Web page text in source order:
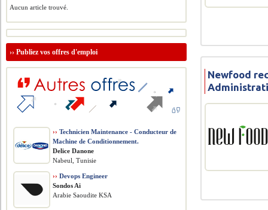
Newfood
Aucun article trouvé.
››Publiez vos offres d'emploi
›› Technicien Maintenance - Conducteur de
Machine de Conditionnement.
Delice Danone
Nabeul, Tunisie
›› Devops Engineer
Sondos Ai
Arabie Saoudite KSA